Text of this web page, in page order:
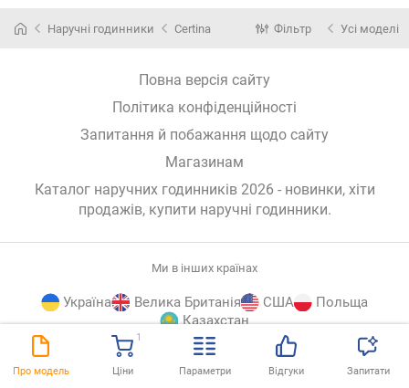
Про модель Ціни
1
Параметри Відгуки Запитати
Наручні годинники Certina Фільтр Усі моделі
Повна версія сайту
Політика конфіденційності
Запитання й побажання щодо сайту
Магазинам
Каталог наручних годинників 2026 - новинки, хіти
продажів, купити наручні годинники.
Ми в інших країнах
Україна Велика Британія США
Польща
Казахстан
Katalog
© E-Katalog, 2026 ВГОРУ